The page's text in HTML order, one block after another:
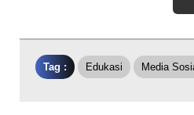
Tag : Edukasi Media